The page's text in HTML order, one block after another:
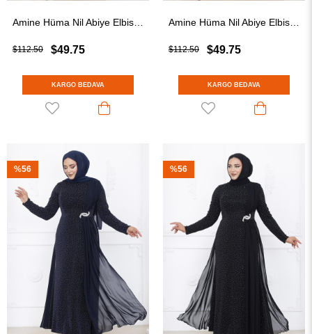
$49.75
$112.50
KARGO BEDAVA
$49.75
$112.50
KARGO BEDAVA
%56 %56